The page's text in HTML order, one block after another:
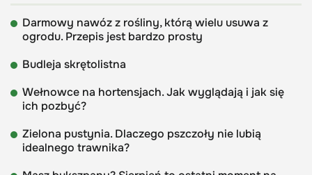
Darmowy nawóz z rośliny, którą wielu usuwa z
ogrodu. Przepis jest bardzo prosty
Budleja skrętolistna
Wełnowce na hortensjach. Jak wyglądają i jak się
ich pozbyć?
Zielona pustynia. Dlaczego pszczoły nie lubią
idealnego trawnika?